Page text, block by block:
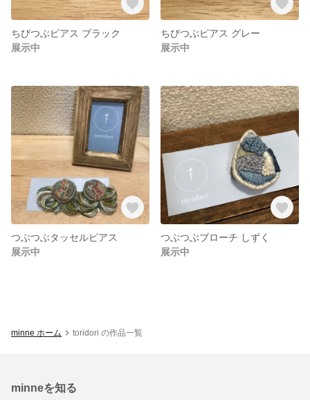
ちびつぶピアス ブラック
展示中
ちびつぶピアス グレー
展示中
つぶつぶタッセルピアス
展示中
つぶつぶブローチ しずく
展示中
minne ホーム toridori の作品一覧
minneを知る